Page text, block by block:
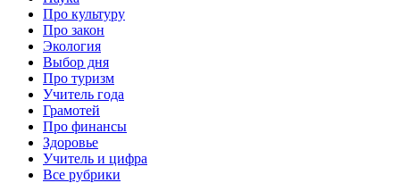
Про культуру
Про закон
Экология
Выбор дня
Про туризм
Учитель года
Грамотей
Про финансы
Здоровье
Учитель и цифра
Все рубрики